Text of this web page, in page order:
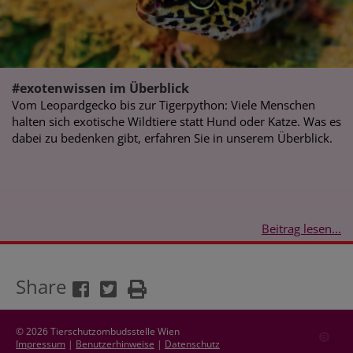
#exotenwissen im Überblick
Vom Leopardgecko bis zur Tigerpython: Viele Menschen
halten sich exotische Wildtiere statt Hund oder Katze. Was es
dabei zu bedenken gibt, erfahren Sie in unserem Überblick.
Beitrag lesen...
Share
© 2026 Tierschutzombudsstelle Wien
Impressum | Benutzerhinweise | Datenschutz